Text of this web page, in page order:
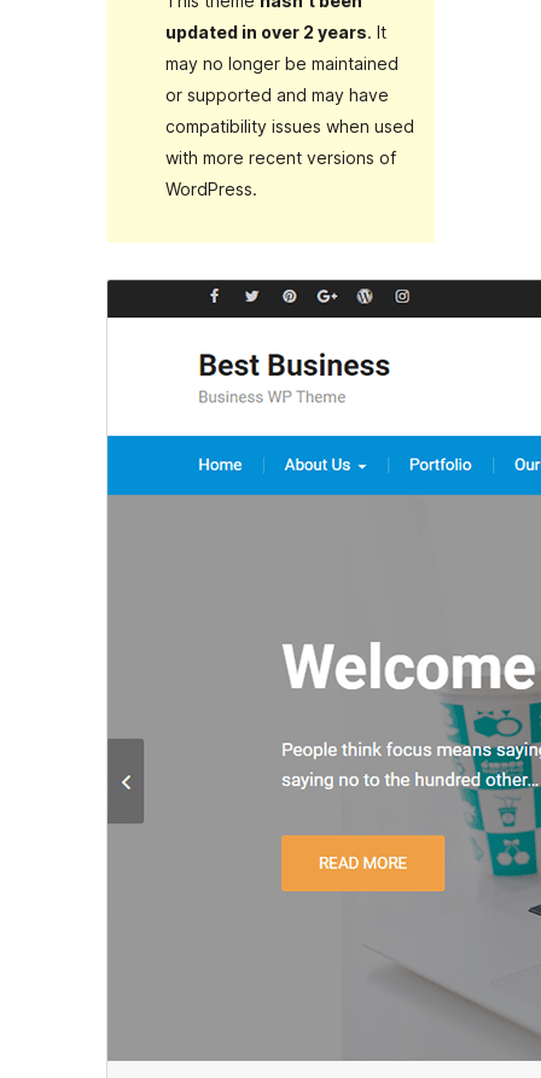
updated in over 2 years. It
may no longer be maintained
or supported and may have
compatibility issues when used
with more recent versions of
WordPress.